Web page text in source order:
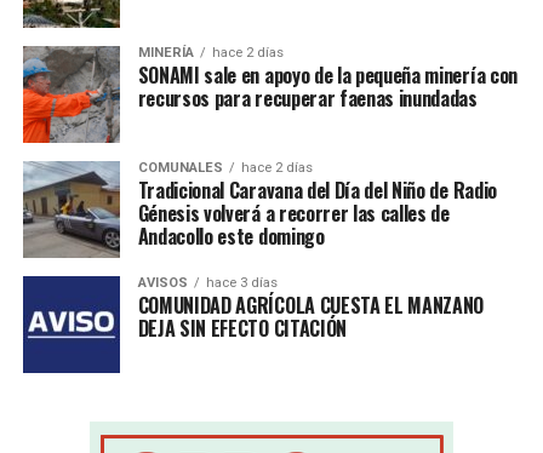
MINERÍA hace 2 días
SONAMI sale en apoyo de la pequeña minería con
recursos para recuperar faenas inundadas
COMUNALES hace 2 días
Tradicional Caravana del Día del Niño de Radio
Génesis volverá a recorrer las calles de
Andacollo este domingo
AVISOS hace 3 días
COMUNIDAD AGRÍCOLA CUESTA EL MANZANO
DEJA SIN EFECTO CITACIÓN